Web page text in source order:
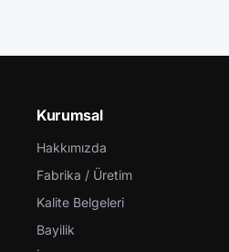
Kurumsal
Hakkımızda
Fabrika / Üretim
Kalite Belgeleri
Bayilik